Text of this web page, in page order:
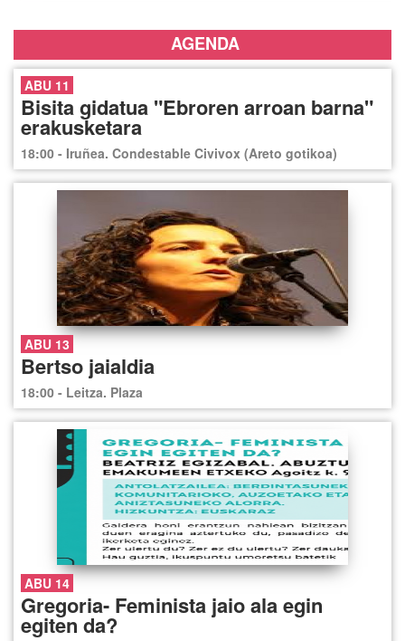
AGENDA
ABU 11
Bisita gidatua "Ebroren arroan barna"
erakusketara
18:00 - Iruñea. Condestable Civivox (Areto gotikoa)
ABU 13
Bertso jaialdia
18:00 - Leitza. Plaza
ABU 14
Gregoria- Feminista jaio ala egin
egiten da?